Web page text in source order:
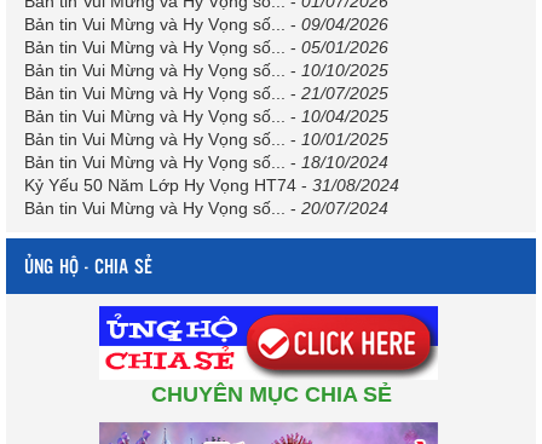
Bản tin Vui Mừng và Hy Vọng số...
- 09/04/2026
Bản tin Vui Mừng và Hy Vọng số...
- 05/01/2026
Bản tin Vui Mừng và Hy Vọng số...
- 10/10/2025
Bản tin Vui Mừng và Hy Vọng số...
- 21/07/2025
Bản tin Vui Mừng và Hy Vọng số...
- 10/04/2025
Bản tin Vui Mừng và Hy Vọng số...
- 10/01/2025
Bản tin Vui Mừng và Hy Vọng số...
- 18/10/2024
Kỷ Yếu 50 Năm Lớp Hy Vọng HT74 - 31/08/2024
Bản tin Vui Mừng và Hy Vọng số...
- 20/07/2024
ỦNG HỘ - CHIA SẺ
CHUYÊN MỤC CHIA SẺ